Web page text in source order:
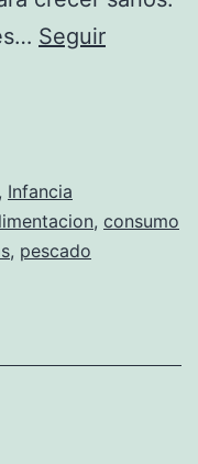
Seguir
, Infancia
, consumo
, pescado